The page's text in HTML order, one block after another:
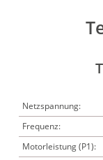
Netzspannung:
Frequenz:
Motorleistung (P1):